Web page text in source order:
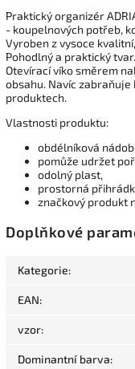
Praktický organizér
- koupelnových potřeb,
Vyroben z vysoce
Pohodlný a praktický
Otevírací víko směrem
obsahu. Navíc
produktech.
Vlastnosti produktu:
obdélníková
pomůže udržet
odolný plast,
prostorná
značkový produkt
Doplňkové
Kategorie:
EAN:
vzor:
Dominantní barva: